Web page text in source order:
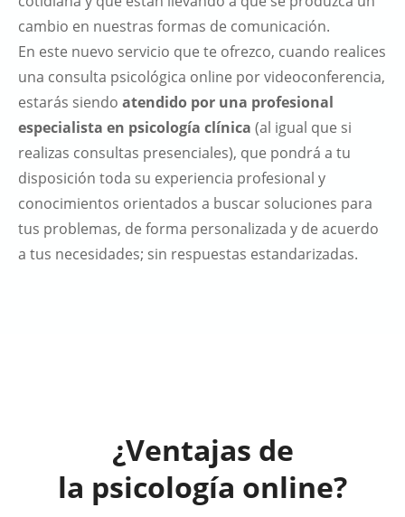
cambio en nuestras formas de comunicación.
En este nuevo servicio que te ofrezco, cuando realices
una consulta psicológica online por videoconferencia,
estarás siendo atendido por una profesional
especialista en psicología clínica (al igual que si
realizas consultas presenciales), que pondrá a tu
disposición toda su experiencia profesional y
conocimientos orientados a buscar soluciones para
tus problemas, de forma personalizada y de acuerdo
a tus necesidades; sin respuestas estandarizadas.
¿Ventajas de
la psicología online?